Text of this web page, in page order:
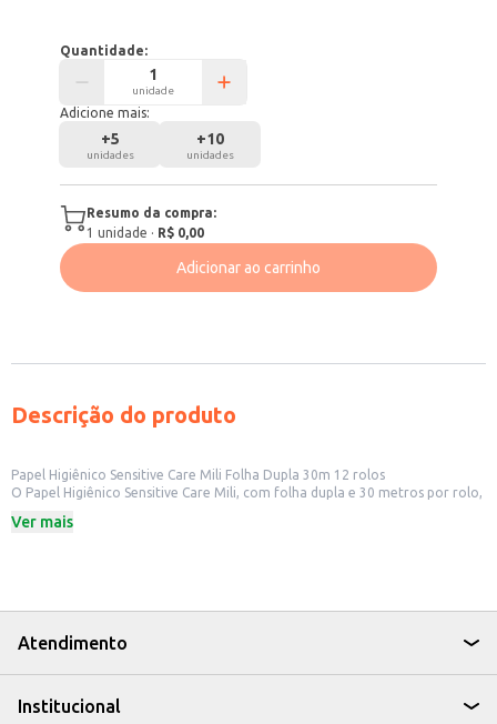
Quantidade:
unidade
Adicione mais:
+5
unidades
+10
unidades
Resumo da compra:
1 unidade · R$ 0,00
Adicionar ao carrinho
Descrição do produto
Papel Higiênico Sensitive Care Mili Folha Dupla 30m 12 rolos
O Papel Higiênico Sensitive Care Mili, com folha dupla e 30 metros por rolo,
produto é apresentado em um pacote com 12 rolos, oferecendo
Adequado para estabelecimentos como hotéis, pousadas e escritórios.
Perfeito para quem busca um produto com folha dupla para maior
conforto.
Ver mais
Atendimento
Institucional